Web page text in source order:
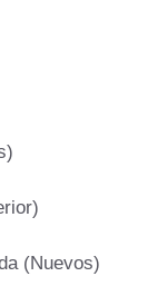
(Nuevos)